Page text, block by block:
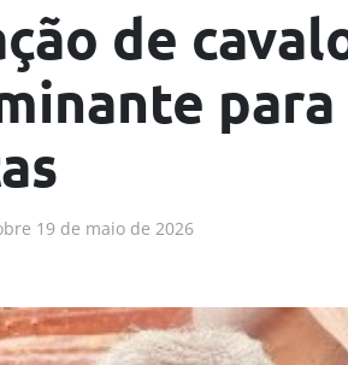
de
19 de maio de 2026